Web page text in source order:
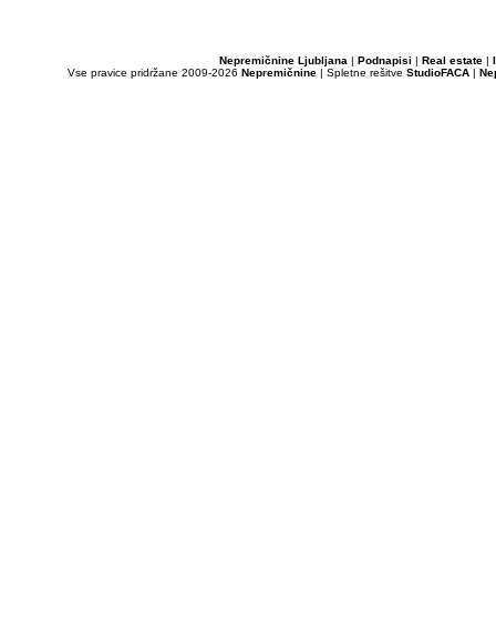
Nepremičnine Ljubljana | Podnapisi | Real estate|
Vse pravice pridržane 2009-2026 Nepremičnine | Spletne rešitve StudioFACA |